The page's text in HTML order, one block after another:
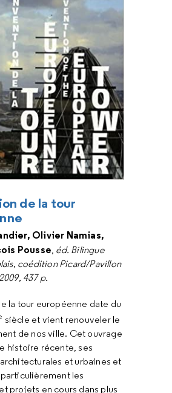
de la tour
Olivier Namias,
Pousse éd. Bilingue
coédition Picard/Pavillon
437 p.
la tour européenne date du
siècle et vient renouveler le
de nos ville. Cet ouvrage
histoire récente, ses
et urbaines et
les
projets en cours dans plus